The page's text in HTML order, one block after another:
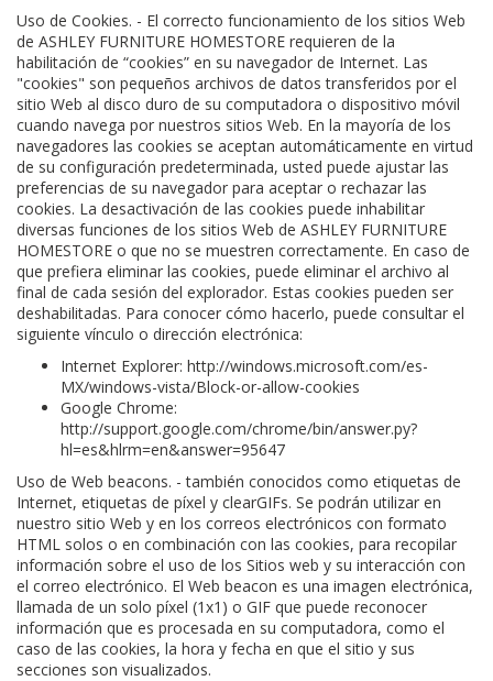
Uso de Cookies. - El correcto funcionamiento de los sitios Web
de ASHLEY FURNITURE HOMESTORE requieren de la
habilitación de “cookies” en su navegador de Internet. Las
"cookies" son pequeños archivos de datos transferidos por el
sitio Web al disco duro de su computadora o dispositivo móvil
cuando navega por nuestros sitios Web. En la mayoría de los
navegadores las cookies se aceptan automáticamente en virtud
de su configuración predeterminada, usted puede ajustar las
preferencias de su navegador para aceptar o rechazar las
cookies. La desactivación de las cookies puede inhabilitar
diversas funciones de los sitios Web de ASHLEY FURNITURE
HOMESTORE o que no se muestren correctamente. En caso de
que prefiera eliminar las cookies, puede eliminar el archivo al
final de cada sesión del explorador. Estas cookies pueden ser
deshabilitadas. Para conocer cómo hacerlo, puede consultar el
siguiente vínculo o dirección electrónica:
Internet Explorer: http://windows.microsoft.com/es-
MX/windows-vista/Block-or-allow-cookies
Google Chrome:
http://support.google.com/chrome/bin/answer.py?
hl=es&hlrm=en&answer=95647
Uso de Web beacons. - también conocidos como etiquetas de
Internet, etiquetas de píxel y clearGIFs. Se podrán utilizar en
nuestro sitio Web y en los correos electrónicos con formato
HTML solos o en combinación con las cookies, para recopilar
información sobre el uso de los Sitios web y su interacción con
el correo electrónico. El Web beacon es una imagen electrónica,
llamada de un solo píxel (1x1) o GIF que puede reconocer
información que es procesada en su computadora, como el
caso de las cookies, la hora y fecha en que el sitio y sus
secciones son visualizados.